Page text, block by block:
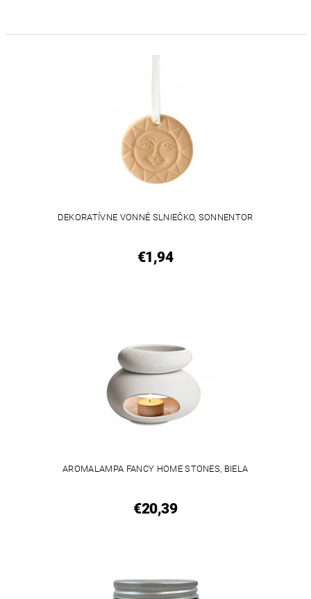
DEKORATÍVNE VONNÉ SLNIEČKO, SONNENTOR
€1,94
AROMALAMPA FANCY HOME STONES, BIELA
€20,39